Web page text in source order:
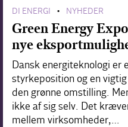
DI ENERGI • NYHEDER
Green Energy
nye
Dansk energiteknologi er
styrkeposition og en
den grønne omstilling.
ikke af sig selv. Det
mellem virksomheder,…